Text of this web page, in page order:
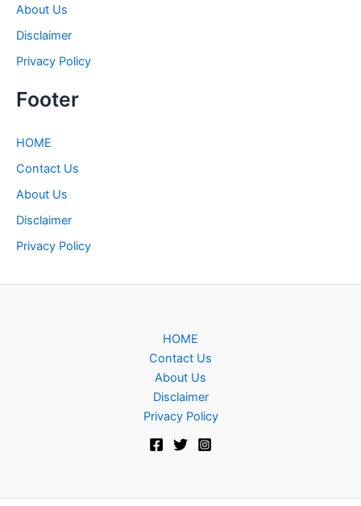
About Us
Disclaimer
Privacy Policy
Footer
HOME
Contact Us
About Us
Disclaimer
Privacy Policy
HOME
Contact Us
About Us
Disclaimer
Privacy Policy